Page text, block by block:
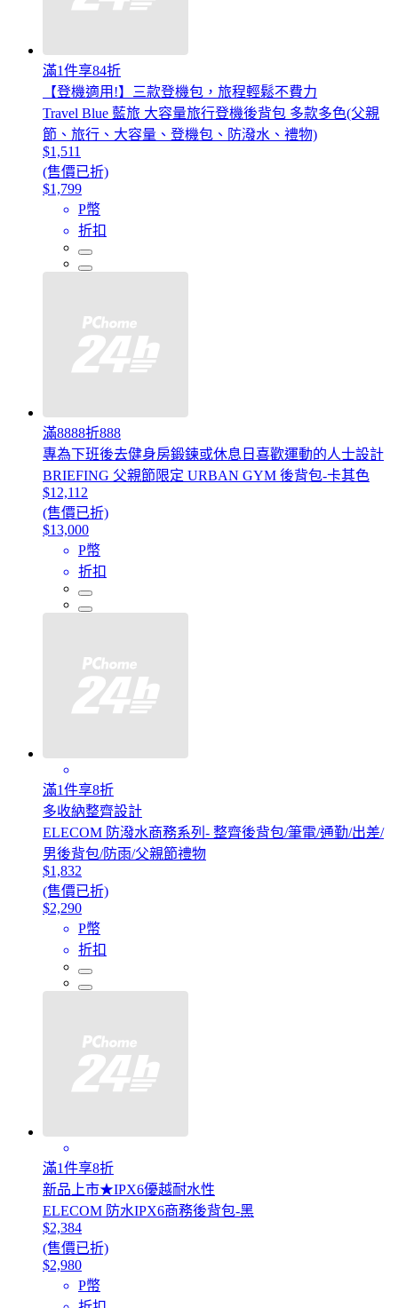
滿1件享84折
【登機適用!】三款登機包，旅程輕鬆不費力
Travel Blue 藍旅 大容量旅行登機後背包 多款多色(父親
節、旅行、大容量、登機包、防潑水、禮物)
$1,511
(售價已折)
$1,799
P幣
折扣
滿8888折888
專為下班後去健身房鍛鍊或休息日喜歡運動的人士設計
BRIEFING 父親節限定 URBAN GYM 後背包-卡其色
$12,112
(售價已折)
$13,000
P幣
折扣
滿1件享8折
多收納整齊設計
ELECOM 防潑水商務系列- 整齊後背包/筆電/通勤/出差/
男後背包/防雨/父親節禮物
$1,832
(售價已折)
$2,290
P幣
折扣
滿1件享8折
新品上市★IPX6優越耐水性
ELECOM 防水IPX6商務後背包-黑
$2,384
(售價已折)
$2,980
P幣